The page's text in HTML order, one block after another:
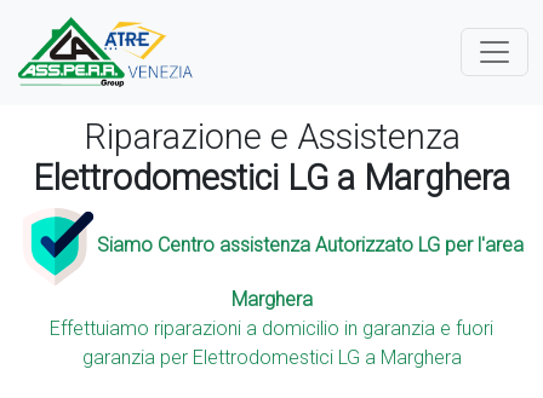
Riparazione e Assistenza
Elettrodomestici LG a Marghera
Siamo Centro assistenza Autorizzato LG per l'area
Marghera
Effettuiamo riparazioni a domicilio in garanzia e fuori
garanzia per Elettrodomestici LG a Marghera